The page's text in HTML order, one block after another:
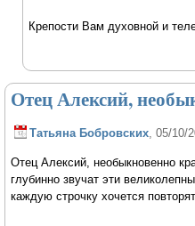
Крепости Вам духовной и
Отец Алексий,
Татьяна Бобровских, 05/10/
Отец Алексий, необыкновенно
глубинно звучат эти
каждую строчку хочется